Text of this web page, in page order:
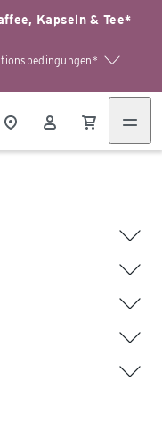
Kapseln & Tee*